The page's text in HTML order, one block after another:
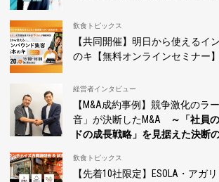
飲食トピックス
【共同開催】明日から使えるイ
のキ【無料オンラインセミナー】
経営者インタビュー
【M&A成約事例】競争激化のラ
音」が決断したM&A
～「社員
ドの成長戦略」を見据えた決断
飲食トピックス
【先着10社限定】ESOLA・アガ